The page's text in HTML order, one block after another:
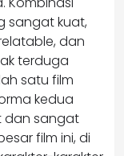
sangat kuat,
dan
terduga
satu film
kedua
dan sangat
film ini, di